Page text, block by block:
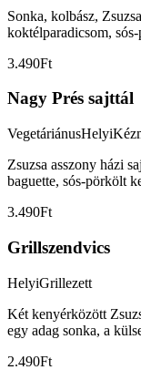
Sonka, kolbász,
koktélparadicsom,
3.490Ft
Nagy Prés sajttál
VegetáriánusHelyi
Zsuzsa asszony házi
baguette, sós-pörkölt
3.490Ft
Grillszendvics
HelyiGrillezett
Két kenyérközött
egy adag sonka, a
2.490Ft